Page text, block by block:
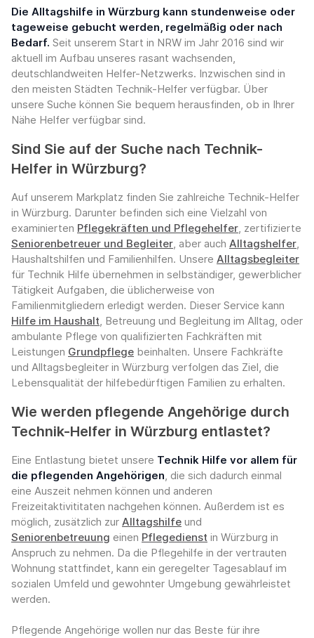
Die Alltagshilfe in Würzburg kann stundenweise oder
tageweise gebucht werden, regelmäßig oder nach
Bedarf. Seit unserem Start in NRW im Jahr 2016 sind wir
aktuell im Aufbau unseres rasant wachsenden,
deutschlandweiten Helfer-Netzwerks. Inzwischen sind in
den meisten Städten Technik-Helfer verfügbar. Über
unsere Suche können Sie bequem herausfinden, ob in Ihrer
Nähe Helfer verfügbar sind.
Sind Sie auf der Suche nach Technik-
Helfer in Würzburg?
Auf unserem Markplatz finden Sie zahlreiche Technik-Helfer
in Würzburg. Darunter befinden sich eine Vielzahl von
examinierten Pflegekräften und Pflegehelfer, zertifizierte
Seniorenbetreuer und Begleiter, aber auch Alltagshelfer,
Haushaltshilfen und Familienhilfen. Unsere Alltagsbegleiter
für Technik Hilfe übernehmen in selbständiger, gewerblicher
Tätigkeit Aufgaben, die üblicherweise von
Familienmitgliedern erledigt werden. Dieser Service kann
Hilfe im Haushalt, Betreuung und Begleitung im Alltag, oder
ambulante Pflege von qualifizierten Fachkräften mit
Leistungen Grundpflege beinhalten. Unsere Fachkräfte
und Alltagsbegleiter in Würzburg verfolgen das Ziel, die
Lebensqualität der hilfebedürftigen Familien zu erhalten.
Wie werden pflegende Angehörige durch
Technik-Helfer in Würzburg entlastet?
Eine Entlastung bietet unsere Technik Hilfe vor allem für
die pflegenden Angehörigen, die sich dadurch einmal
eine Auszeit nehmen können und anderen
Freizeitaktivititaten nachgehen können. Außerdem ist es
möglich, zusätzlich zur Alltagshilfe und
Seniorenbetreuung einen Pflegedienst in Würzburg in
Anspruch zu nehmen. Da die Pflegehilfe in der vertrauten
Wohnung stattfindet, kann ein geregelter Tagesablauf im
sozialen Umfeld und gewohnter Umgebung gewährleistet
werden.
Pflegende Angehörige wollen nur das Beste für ihre